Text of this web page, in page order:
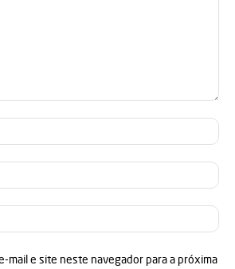
E-
mail e site neste navegador para a próxima